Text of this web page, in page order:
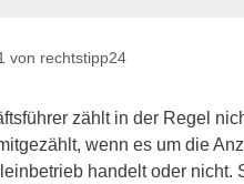
von rechtstipp24
zählt in der Regel
wenn es um die
handelt oder nicht.